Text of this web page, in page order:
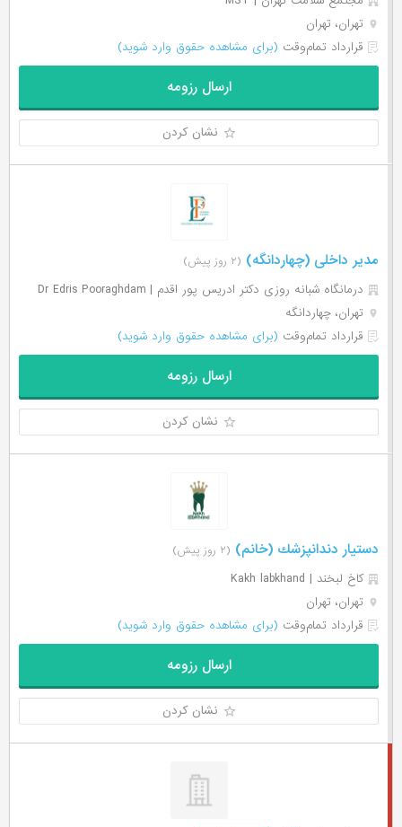
تهران، تهران
قرارداد تمام‌وقت (برای مشاهده حقوق وارد شوید)
ارسال رزومه
نشان کردن
مدیر داخلی (چهاردانگه) (۲ روز پیش)
درمانگاه شبانه روزی دکتر ادریس پور اقدم | Dr Edris Pooraghdam
تهران، چهاردانگه
قرارداد تمام‌وقت (برای مشاهده حقوق وارد شوید)
ارسال رزومه
نشان کردن
دستيار دندانپزشك (خانم) (۲ روز پیش)
کاخ لبخند | Kakh labkhand
تهران، تهران
قرارداد تمام‌وقت (برای مشاهده حقوق وارد شوید)
ارسال رزومه
نشان کردن